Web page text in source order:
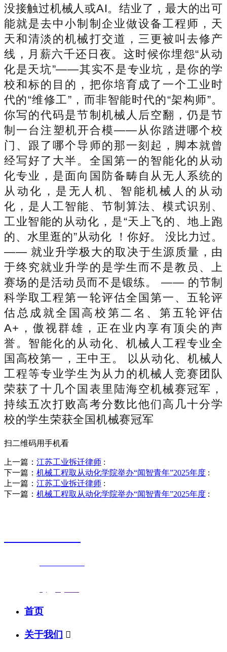
没接触过机械人或AI。结业了，最大的出可
能就是去中小制制企业做设备工程师，天
天和清淡的机械打交道，三更被叫去修产
线，月薪六千还日夜。这时候你埋怨“从动
化是天坑”——其实不是专业坑，是你的学
校和标的目的，把你培育成了一个工业时
代的“维修工”，而非智能时代的“架构师”。
你写的代码是节制机械人后空翻，仍是节
制一台注塑机开合模——从你踏进哪个校
门、跟了哪个导师的那一刻起，脚本就曾
经写好了大半。全国第一的智能化的从动
化专业，是面向国防备畴自从无人系统的
从动化，是无人机、智能机械人的从动
化，是人工智能、节制算法、模式识别、
工业智能的从动化，是“天上飞的、地上跑
的、水里逛的”从动化 ！你好。 没比力过。
—— 就业升学极大的取决于生源质量，由
于终究就业升学的是学生而不是教员、上
赛场的是活动员而不是锻练。 —— 的节制
科学取工程第一轮评估全国第一、五轮评
估总成就全国高校第二名、第五轮评估
A+，傲视群雄，正在业内享有顶尖的声
誉。智能化的从动化、机械人工程专业全
国高校第一，王中王。 以从动化、机械人
工程等专业学生为从力的机械人竞赛团队
荣获了十几个国表里陆海空机械赛冠军，
持续五次打败高考分数比他们高几十分学
校的学生荣获全国机械赛冠军
扫二维码用手机看
上一篇： 江苏工业拆迁律师 :
下一篇： 机械工程取从动化学院举办“闻智青年”2025年度 :
上一篇： 江苏工业拆迁律师 :
下一篇： 机械工程取从动化学院举办“闻智青年”2025年度 :
首页
关于我们 